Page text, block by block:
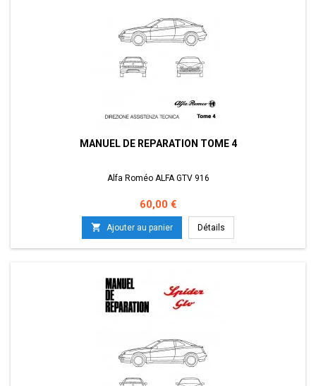
MANUEL DE REPARATION TOME 4
Alfa Roméo ALFA GTV 916
Prix
60,00 €
 Ajouter au panier Détails